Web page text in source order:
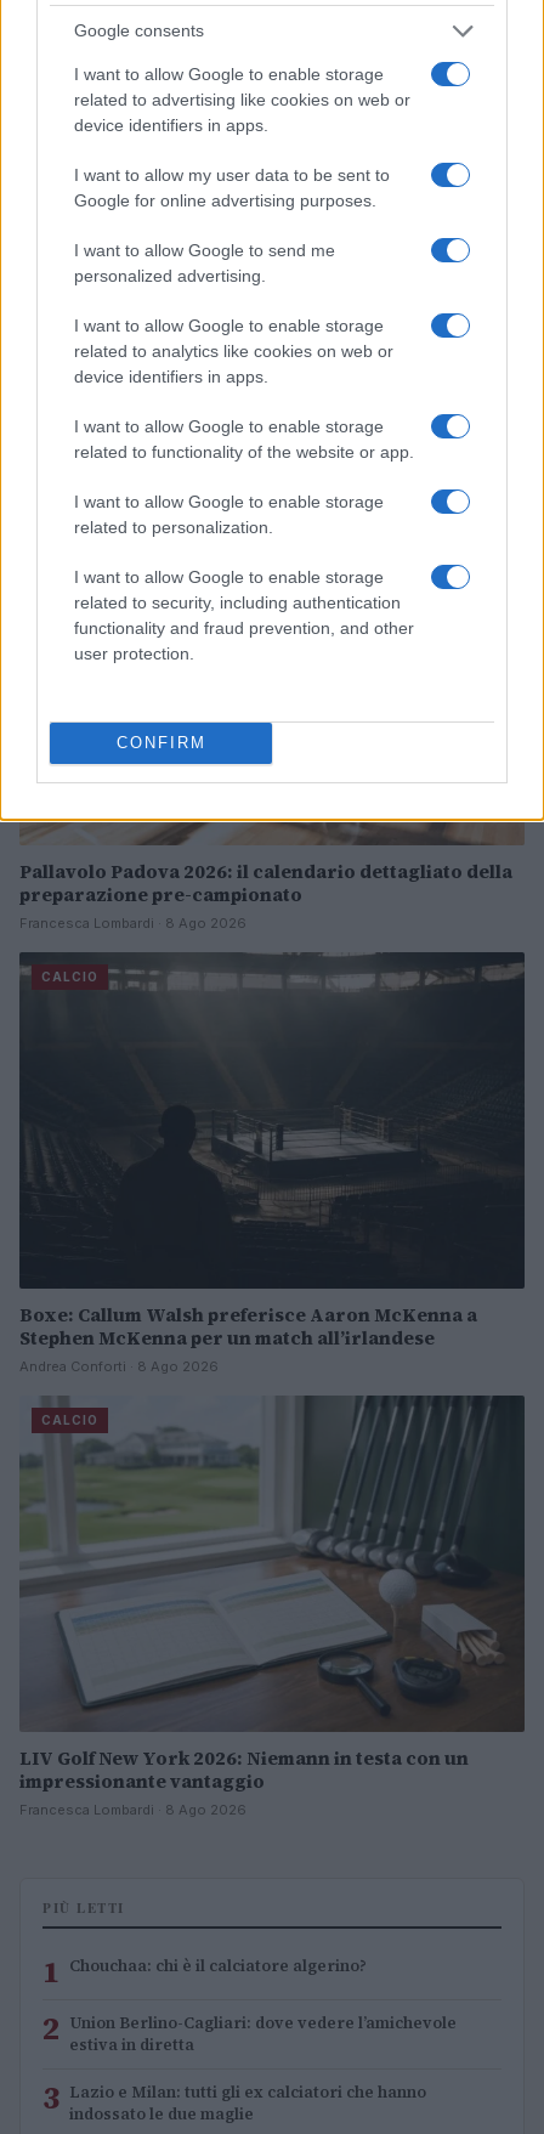
Google consents
I want to allow Google to enable storage
related to advertising like cookies on web or
device identifiers in apps.
I want to allow my user data to be sent to
Google for online advertising purposes.
I want to allow Google to send me
personalized advertising.
I want to allow Google to enable storage
related to analytics like cookies on web or
device identifiers in apps.
I want to allow Google to enable storage
related to functionality of the website or app.
I want to allow Google to enable storage
related to personalization.
I want to allow Google to enable storage
related to security, including authentication
functionality and fraud prevention, and other
user protection.
CONFIRM
Continua a leggere
CALCIO
Pallavolo Padova 2026: il calendario dettagliato della
preparazione pre-campionato
Francesca Lombardi · 8 Ago 2026
CALCIO
Boxe: Callum Walsh preferisce Aaron McKenna a
Stephen McKenna per un match all’irlandese
Andrea Conforti · 8 Ago 2026
CALCIO
LIV Golf New York 2026: Niemann in testa con un
impressionante vantaggio
Francesca Lombardi · 8 Ago 2026
PIÙ LETTI
1 Chouchaa: chi è il calciatore algerino?
2 Union Berlino-Cagliari: dove vedere l’amichevole
estiva in diretta
3 Lazio e Milan: tutti gli ex calciatori che hanno
indossato le due maglie